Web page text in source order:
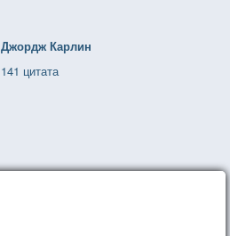
Джордж Карлин
141 цитата